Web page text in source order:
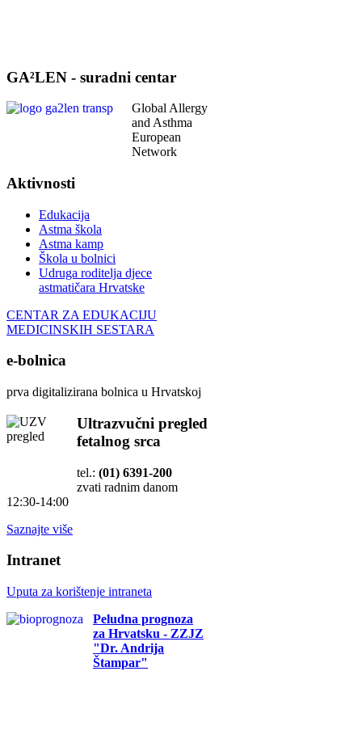
GA²LEN - suradni centar
Global Allergy
and Asthma
European
Network
Aktivnosti
Edukacija
Astma škola
Astma kamp
Škola u bolnici
Udruga roditelja djece
astmatičara Hrvatske
CENTAR ZA EDUKACIJU
MEDICINSKIH SESTARA
e-bolnica
prva digitalizirana bolnica u Hrvatskoj
Ultrazvučni pregled
fetalnog srca
tel.: (01) 6391-200
zvati radnim danom
12:30-14:00
Saznajte više
Intranet
Uputa za korištenje intraneta
Peludna prognoza
za Hrvatsku - ZZJZ
"Dr. Andrija
Štampar"